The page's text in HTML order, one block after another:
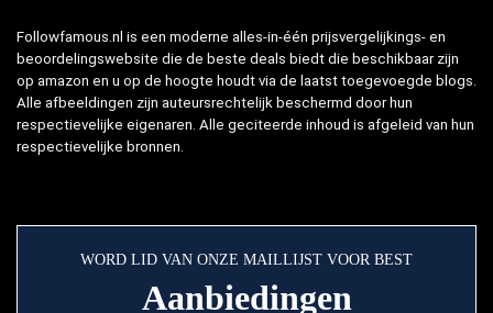
Followfamous.nl is een moderne alles-in-één prijsvergelijkings- en
beoordelingswebsite die de beste deals biedt die beschikbaar zijn
op amazon en u op de hoogte houdt via de laatst toegevoegde blogs.
Alle afbeeldingen zijn auteursrechtelijk beschermd door hun
respectievelijke eigenaren. Alle geciteerde inhoud is afgeleid van hun
respectievelijke bronnen.
WORD LID VAN ONZE MAILLIJST VOOR BEST
Aanbiedingen